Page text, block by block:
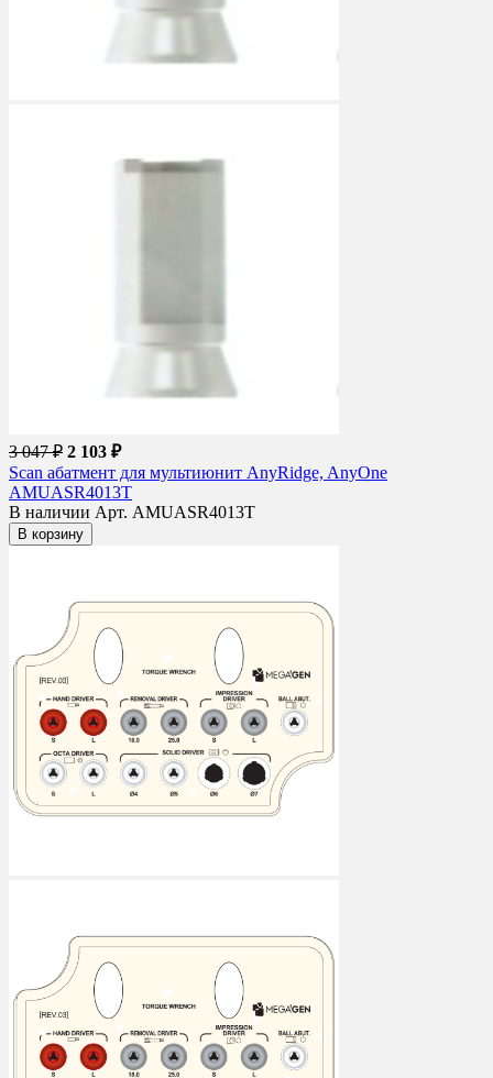
3 047 ₽ 2 103 ₽
Scan абатмент для мультиюнит AnyRidge, AnyOne
AMUASR4013T
В наличии Арт. AMUASR4013T
В корзину